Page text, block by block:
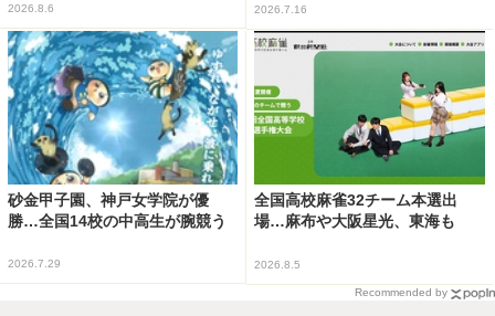
2026.8.6 2026.7.16
砂金甲子園、神戸女学院が優
勝…全国14校の中高生が腕競う
2026.7.29
全国高校麻雀32チーム本選出
場…麻布や大阪星光、東海も
2026.8.5
Recommended by